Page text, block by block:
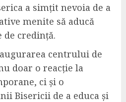
a simțit nevoia de a
menite să aducă
credință.
centrului de
doar o reacție la
ci și o
Bisericii de a educa și